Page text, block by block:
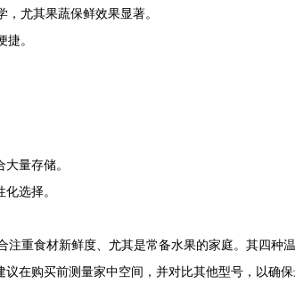
尤其果蔬保鲜效果显著。
。
量存储。
选择。
注重食材新鲜度、尤其是常备水果的家庭。其四
在购买前测量家中空间，并对比其他型号，以确保